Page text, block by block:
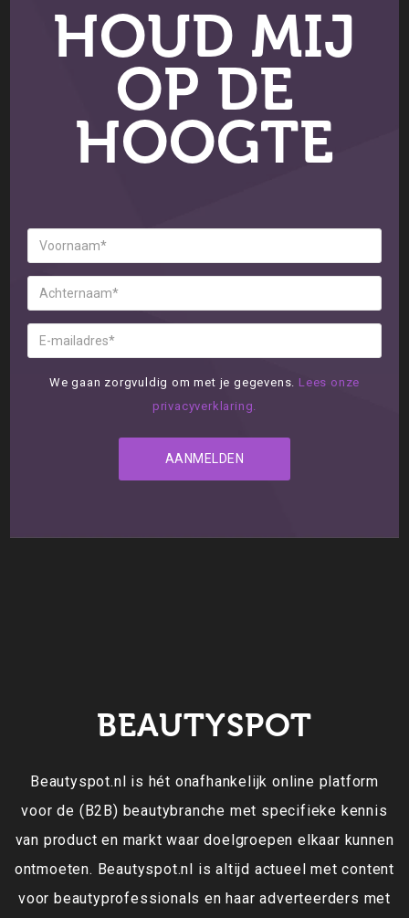
HOUD MIJ
OP DE
HOOGTE
We gaan zorgvuldig om met je gegevens. Lees onze
privacyverklaring.
BEAUTYSPOT
Beautyspot.nl is hét onafhankelijk online platform
voor de (B2B) beautybranche met specifieke kennis
van product en markt waar doelgroepen elkaar kunnen
ontmoeten. Beautyspot.nl is altijd actueel met content
voor beautyprofessionals en haar adverteerders met